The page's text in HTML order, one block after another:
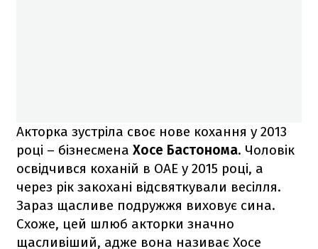
Акторка зустріла своє нове кохання у 2013
році – бізнесмена Хосе Бастонома. Чоловік
освідчився коханій в ОАЕ у 2015 році, а
через рік закохані відсвяткували весілля.
Зараз щасливе подружжя виховує сина.
Схоже, цей шлюб акторки значно
щасливіший, адже вона називає Хосе